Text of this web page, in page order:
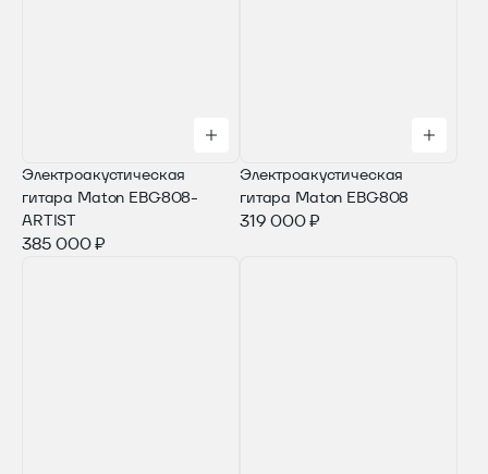
Электроакустическая
гитара Maton EBG808-
ARTIST
385 000 ₽
Электроакустическая
гитара Maton EBG808
319 000 ₽